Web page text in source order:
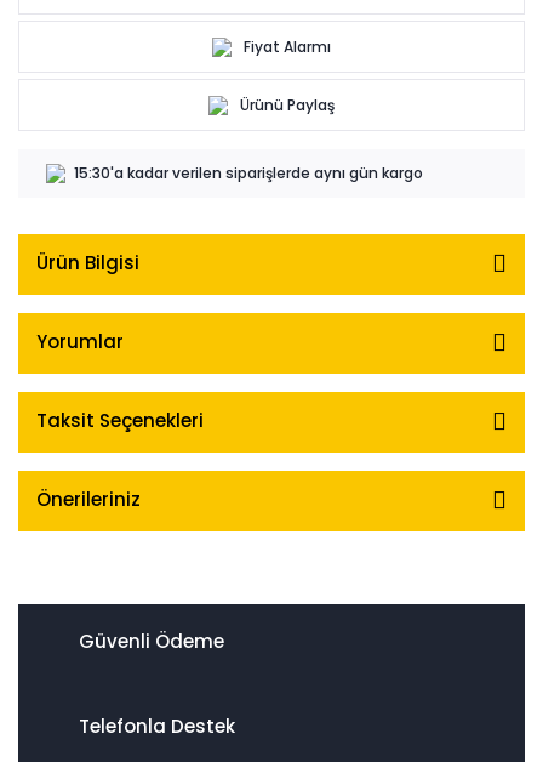
Fiyat Alarmı
Ürünü Paylaş
15:30'a kadar verilen siparişlerde aynı gün kargo
Ürün Bilgisi
Yorumlar
Taksit Seçenekleri
Önerileriniz
Güvenli Ödeme
Telefonla Destek